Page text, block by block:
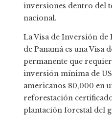
inversiones dentro del
nacional.
La Visa de Inversión de
de Panamá es una Visa
permanente que
inversión mínima de
americanos 80,000 en
reforestación
plantación forestal del